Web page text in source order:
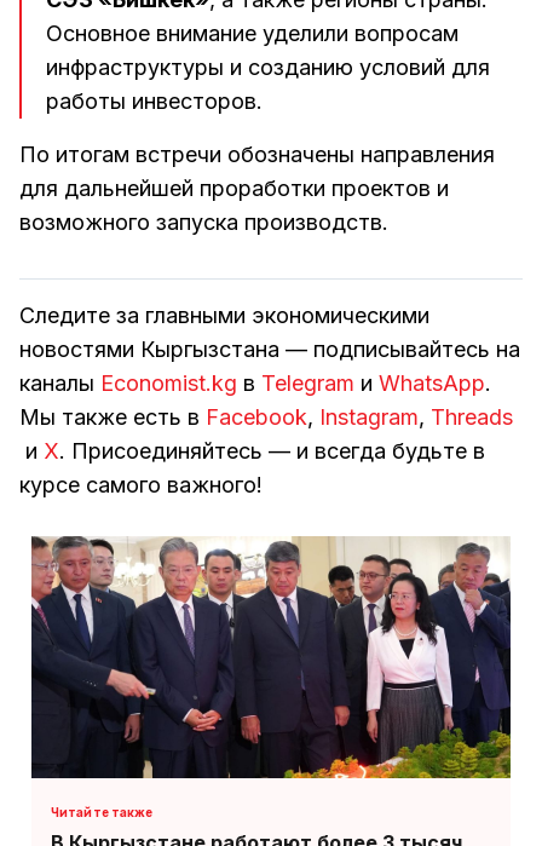
Основное внимание уделили вопросам
инфраструктуры и созданию условий для
работы инвесторов.
По итогам встречи обозначены направления
для дальнейшей проработки проектов и
возможного запуска производств.
Следите за главными экономическими
новостями Кыргызстана — подписывайтесь на
каналы Economist.kg в Telegram и WhatsApp.
Мы также есть в Facebook, Instagram, Threads
и Х. Присоединяйтесь — и всегда будьте в
курсе самого важного!